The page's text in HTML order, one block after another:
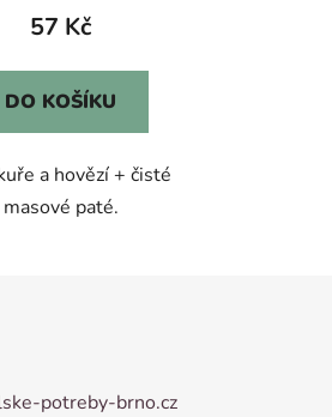
57 Kč
DO KOŠÍKU
a hovězí + čisté
masové paté.
potreby-brno.cz